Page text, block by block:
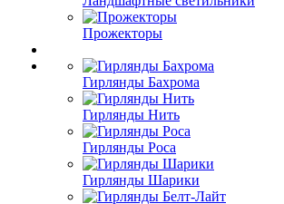
Прожекторы
Гирлянды Бахрома
Гирлянды Нить
Гирлянды Роса
Гирлянды Шарики